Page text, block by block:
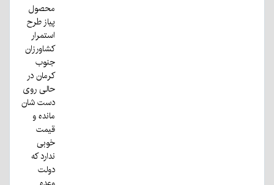
محصول
پیاز طرح
استمرار
کشاورزان
جنوب
کرمان در
حالی روی
دست شان
مانده و
قیمت
خوبی
ندارد که
دولت